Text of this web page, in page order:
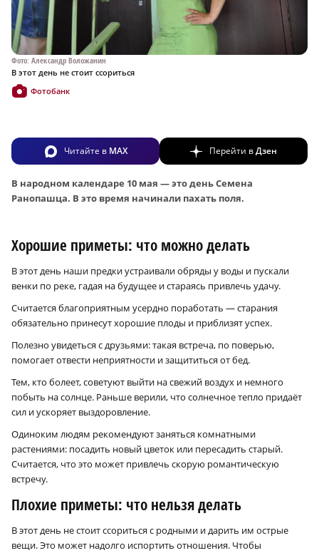
Фото: Александр Воложанин
В этот день не стоит ссориться
Фотобанк
Читайте в MAX Перейти вДзен
В народном календаре 10 мая — это день Семена
Ранопашца. В это время начинали пахать поля.
Хорошие приметы: что можно делать
В этот день наши предки устраивали обряды у воды и пускали
венки по реке, гадая на будущее и стараясь привлечь удачу.
Считается благоприятным усердно поработать — старания
обязательно принесут хорошие плоды и приблизят успех.
Полезно увидеться с друзьями: такая встреча, по поверью,
помогает отвести неприятности и защититься от бед.
Тем, кто болеет, советуют выйти на свежий воздух и немного
побыть на солнце. Раньше верили, что солнечное тепло придаёт
сил и ускоряет выздоровление.
Одиноким людям рекомендуют заняться комнатными
растениями: посадить новый цветок или пересадить старый.
Считается, что это может привлечь скорую романтическую
встречу.
Плохие приметы: что нельзя делать
В этот день не стоит ссориться с родными и дарить им острые
вещи. Это может надолго испортить отношения. Чтобы